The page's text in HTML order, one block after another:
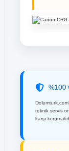
%100
teknik servis
karşı